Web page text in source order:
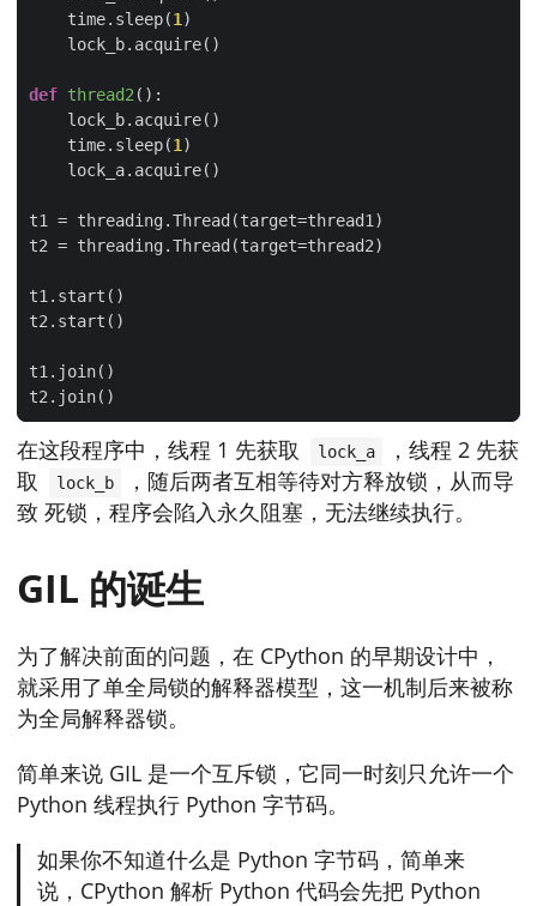
    time.sleep(
1
def thread2 ():
    time.sleep(
1
在这段程序中，线程 1 先获取 lock_a
，线程 2 先获
取
lock_b
，随后两者互相等待对方释放锁，从而导
致 死锁，程序会陷入永久阻塞，无法继续执行。
GIL 的诞生
为了解决前面的问题，在 CPython 的早期设计中，
就采用了单全局锁的解释器模型，这一机制后来被称
为全局解释器锁。
简单来说 GIL 是一个互斥锁，它同一时刻只允许一个
Python 线程执行 Python 字节码。
如果你不知道什么是 Python 字节码，简单来
说，CPython 解析 Python 代码会先把 Python